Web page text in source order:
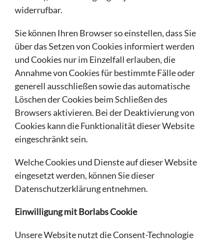
widerrufbar.
Sie können Ihren Browser so einstellen, dass Sie
über das Setzen von Cookies informiert werden
und Cookies nur im Einzelfall erlauben, die
Annahme von Cookies für bestimmte Fälle oder
generell ausschließen sowie das automatische
Löschen der Cookies beim Schließen des
Browsers aktivieren. Bei der Deaktivierung von
Cookies kann die Funktionalität dieser Website
eingeschränkt sein.
Welche Cookies und Dienste auf dieser Website
eingesetzt werden, können Sie dieser
Datenschutzerklärung entnehmen.
Einwilligung mit Borlabs Cookie
Unsere Website nutzt die Consent-Technologie